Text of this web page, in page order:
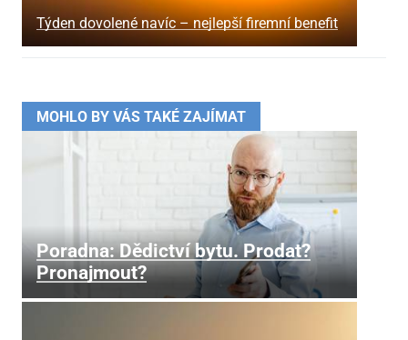
Týden dovolené navíc – nejlepší firemní benefit
MOHLO BY VÁS TAKÉ ZAJÍMAT
Poradna: Dědictví bytu. Prodat?
Pronajmout?